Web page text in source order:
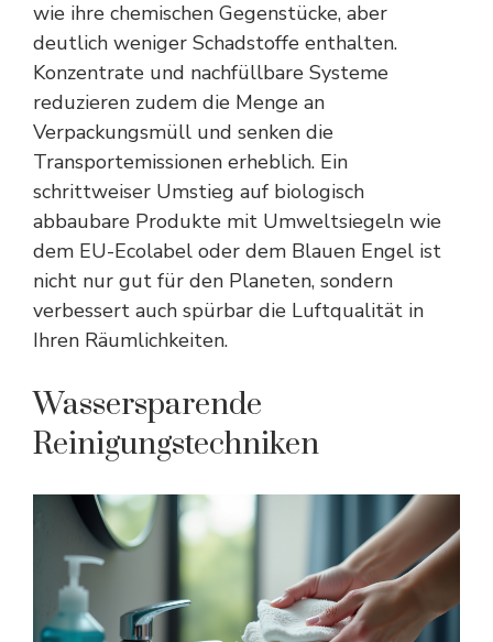
wie ihre chemischen Gegenstücke, aber
deutlich weniger Schadstoffe enthalten.
Konzentrate und nachfüllbare Systeme
reduzieren zudem die Menge an
Verpackungsmüll und senken die
Transportemissionen erheblich. Ein
schrittweiser Umstieg auf biologisch
abbaubare Produkte mit Umweltsiegeln wie
dem EU-Ecolabel oder dem Blauen Engel ist
nicht nur gut für den Planeten, sondern
verbessert auch spürbar die Luftqualität in
Ihren Räumlichkeiten.
Wassersparende
Reinigungstechniken